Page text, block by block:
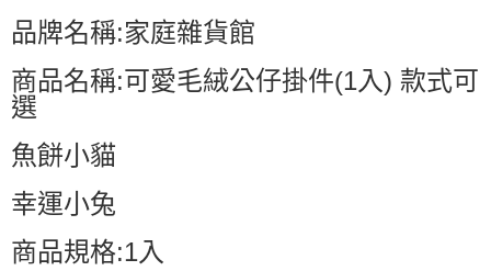
品牌名稱:家庭雜貨館
商品名稱:可愛毛絨公仔掛件(1入) 款式可
選
魚餅小貓
幸運小兔
商品規格:1入